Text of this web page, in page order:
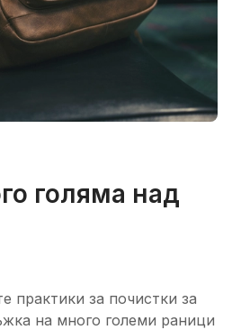
голяма над
практики за почистки за
на много големи раници